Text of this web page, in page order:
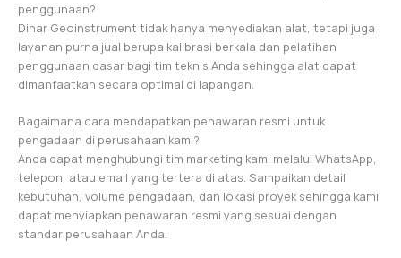
penggunaan?
Dinar Geoinstrument tidak hanya menyediakan alat, tetapi juga
layanan purna jual berupa kalibrasi berkala dan pelatihan
penggunaan dasar bagi tim teknis Anda sehingga alat dapat
dimanfaatkan secara optimal di lapangan.
Bagaimana cara mendapatkan penawaran resmi untuk
pengadaan di perusahaan kami?
Anda dapat menghubungi tim marketing kami melalui WhatsApp,
telepon, atau email yang tertera di atas. Sampaikan detail
kebutuhan, volume pengadaan, dan lokasi proyek sehingga kami
dapat menyiapkan penawaran resmi yang sesuai dengan
standar perusahaan Anda.